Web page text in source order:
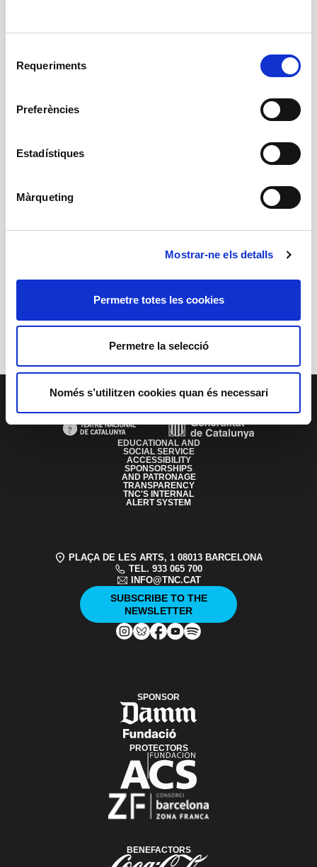
Requeriments
Preferències
Estadístiques
Màrqueting
Mostrar-ne els detalls
Permetre totes les cookies
Permetre la selecció
Només s’utilitzen cookies quan és necessari
Teaser Loneliness
Anterior
Següent
PAGE FOOTER
EDUCATIONAL AND
SOCIAL SERVICE
ACCESSIBILITY
SPONSORSHIPS
AND PATRONAGE
TRANSPARENCY
TNC'S INTERNAL
ALERT SYSTEM
PLAÇA DE LES ARTS, 1 08013 BARCELONA
TEL. 933 065 700
INFO@TNC.CAT
SUBSCRIBE TO THE
NEWSLETTER
SPONSOR
PROTECTORS
BENEFACTORS